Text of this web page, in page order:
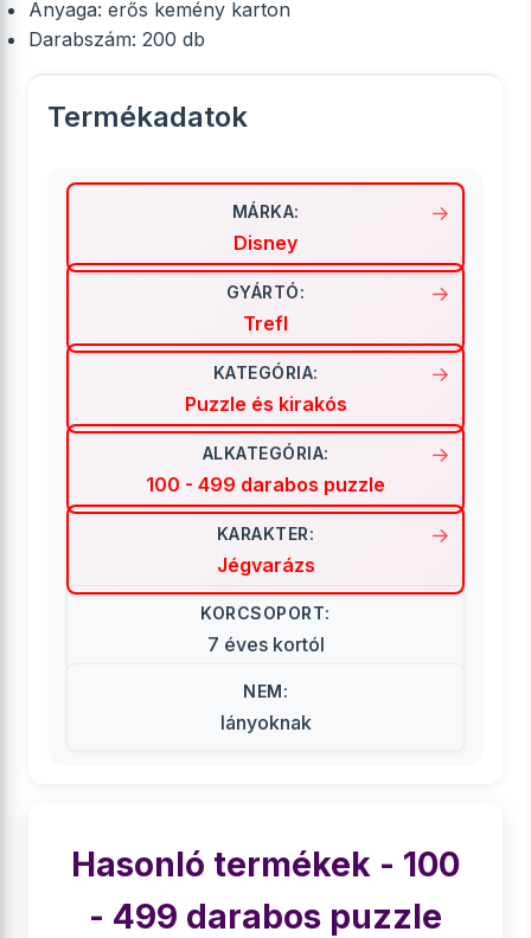
Anyaga: erős kemény karton
Darabszám: 200 db
Termékadatok
MÁRKA:
Disney
GYÁRTÓ:
Trefl
KATEGÓRIA:
Puzzle és kirakós
ALKATEGÓRIA:
100 - 499 darabos puzzle
KARAKTER:
Jégvarázs
KORCSOPORT:
7 éves kortól
NEM:
lányoknak
Hasonló termékek - 100
- 499 darabos puzzle